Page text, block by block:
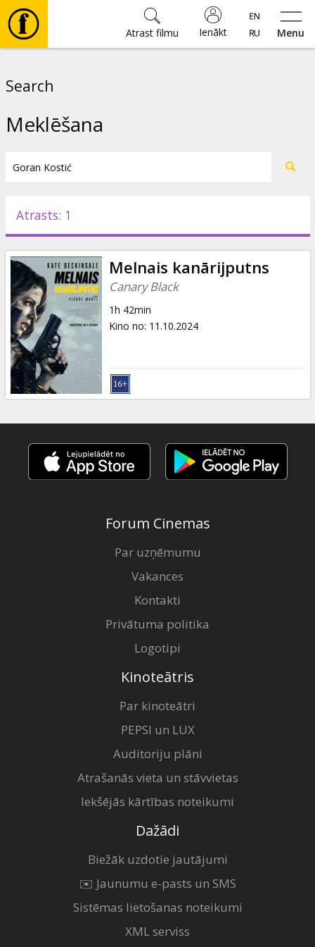
Menu
Ienākt
Atrast filmu
Pasākumi
Ziņas
Dāvanu
kartes
Uzkodas
B2B
Kino
Klubs
Search
Meklēšana
Atrasts: 1
Melnais kanārijputns
Canary Black
1h 42min
Kino no: 11.10.2024
Forum Cinemas
Par uzņēmumu
Vakances
Kontakti
Privātuma politika
Logotipi
Kinoteātris
Par kinoteātri
PEPSI un LUX
Auditoriju plāni
Atrašanās vieta un stāvvietas
Iekšējās kārtības noteikumi
Dažādi
Biežāk uzdotie jautājumi
✉️ Jaunumu e-pasts un SMS
Sistēmas lietošanas noteikumi
XML serviss